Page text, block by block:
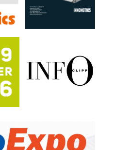
Rittal
za vašu pametnu
energijom
pakovanja · Display
omotnice
bez složenih
kao dugoročna korist
- više od 40 godina
industriji